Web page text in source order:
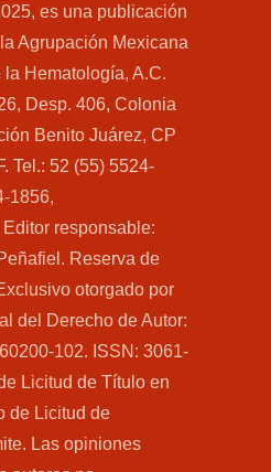
es una publicación
Agrupación Mexicana
Hematología, A.C.
Desp. 406, Colonia
Benito Juárez, CP
Tel.: 52 (55) 5524-
1856,
responsable:
Reserva de
otorgado por
del Derecho de Autor:
102. ISSN: 3061-
Licitud de Título en
de Licitud de
Las opiniones